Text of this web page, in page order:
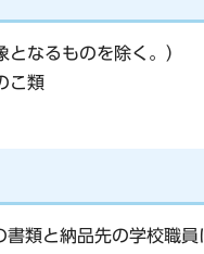
なるものを除く。）
こ類
類と納品先の学校職員